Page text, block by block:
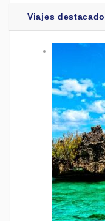
Viajes